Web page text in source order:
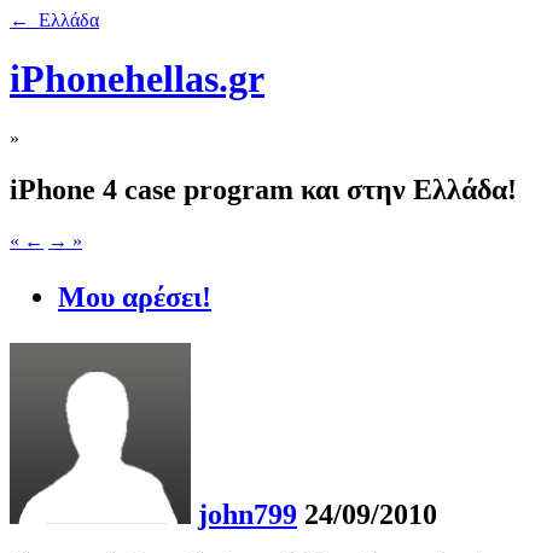
← Ελλάδα
iPhonehellas.gr
»
iPhone 4 case program και στην Ελλάδα!
« ← → »
Μου αρέσει!
john799 24/09/2010